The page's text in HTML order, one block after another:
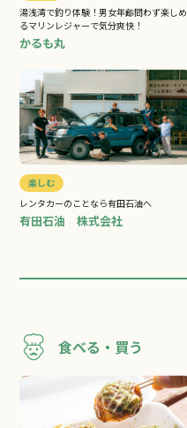
湯浅湾で釣り体験！男女年齢問わず楽しめ
るマリンレジャーで気分爽快！
かるも丸
楽しむ
レンタカーのことなら有田石油へ
有田石油 株式会社
食べる・買う